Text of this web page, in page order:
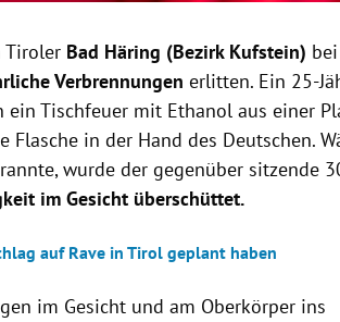
Tiroler Bad Häring (Bezirk Kufstein)
Verbrennungen erlitten. Ein 25-
Tischfeuer mit Ethanol aus einer
in der Hand des Deutschen.
wurde der gegenüber sitzende
im Gesicht überschüttet.
auf Rave in Tirol geplant haben
im Gesicht und am Oberkörper ins